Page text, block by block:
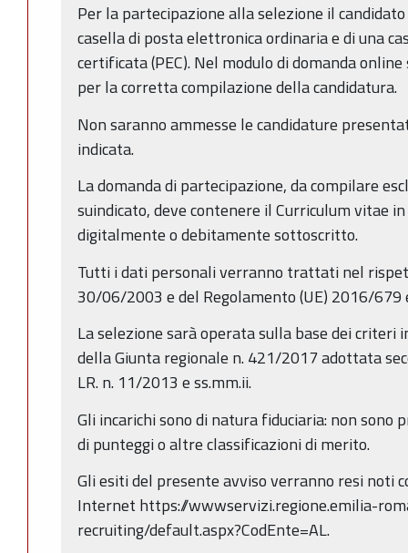
Per la partecipazione alla selezione il
casella di posta elettronica ordinaria e di una
certificata (PEC). Nel modulo di domanda
per la corretta compilazione della candidatura.
Non saranno ammesse le candidature
indicata.
La domanda di partecipazione, da compilare
suindicato, deve contenere il Curriculum vitae
digitalmente o debitamente sottoscritto.
Tutti i dati personali verranno trattati nel
30/06/2003 e del Regolamento (UE) 2016/679
La selezione sarà operata sulla base dei criteri
della Giunta regionale n. 421/2017 adottata
LR. n. 11/2013 e ss.mm.ii.
Gli incarichi sono di natura fiduciaria: non
di punteggi o altre classificazioni di merito.
Gli esiti del presente avviso verranno resi noti
Internet https://wwwservizi.regione.emilia-
recruiting/default.aspx?CodEnte=AL.